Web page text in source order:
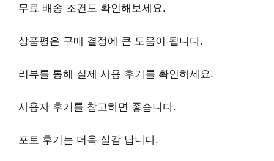
무료 배송 조건도 확인해보세요.
상품평은 구매 결정에 큰 도움이 됩니다.
리뷰를 통해 실제 사용 후기를 확인하세요.
사용자 후기 를 참고하면 좋습니다.
포토 후기 는 더욱 실감 납니다.